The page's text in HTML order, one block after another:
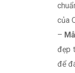
của
–
đẹp
để